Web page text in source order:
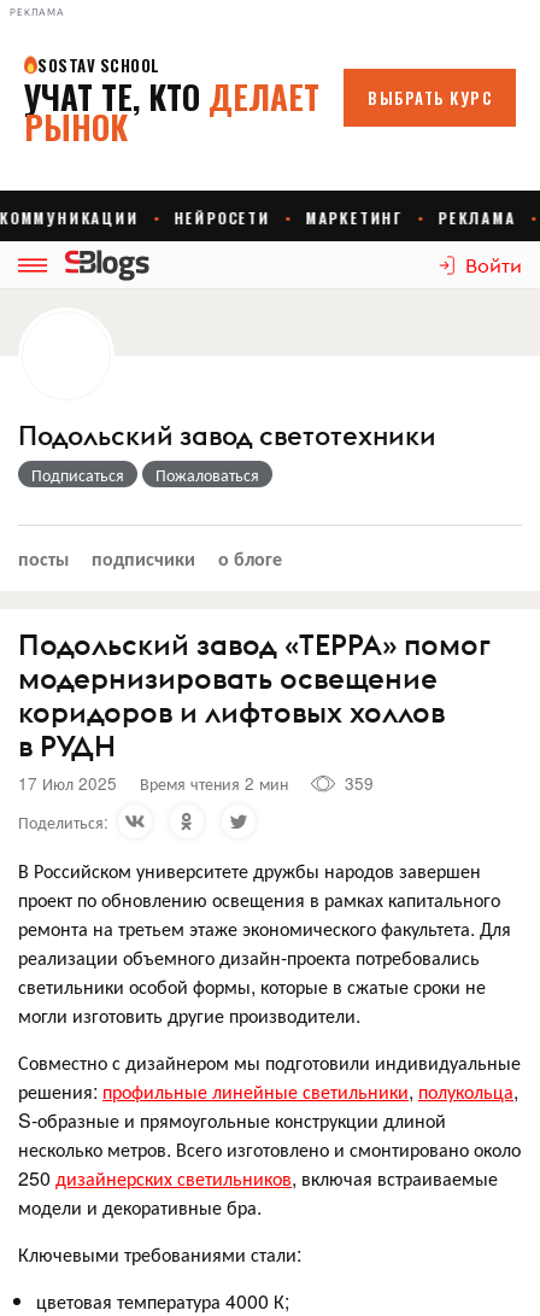
РЕКЛАМА
Войти
Подольский завод светотехники
Подписаться Пожаловаться
посты подписчики о блоге
Подольский завод «ТЕРРА» помог
модернизировать освещение
коридоров и лифтовых холлов
в РУДН
17 Июл 2025 Время чтения 2 мин
359
Поделиться:
В Российском университете дружбы народов завершен
проект по обновлению освещения в рамках капитального
ремонта на третьем этаже экономического факультета. Для
реализации объемного дизайн-проекта потребовались
светильники особой формы, которые в сжатые сроки не
могли изготовить другие производители.
Совместно с дизайнером мы подготовили индивидуальные
решения: профильные линейные светильники, полукольца,
S-образные и прямоугольные конструкции длиной
несколько метров. Всего изготовлено и смонтировано около
250 дизайнерских светильников, включая встраиваемые
модели и декоративные бра.
Ключевыми требованиями стали:
цветовая температура 4000 К;